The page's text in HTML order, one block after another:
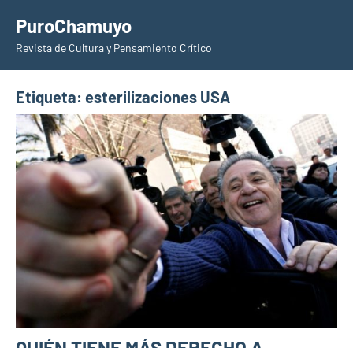
contenido
PuroChamuyo
Revista de Cultura y Pensamiento Crítico
Etiqueta: esterilizaciones USA